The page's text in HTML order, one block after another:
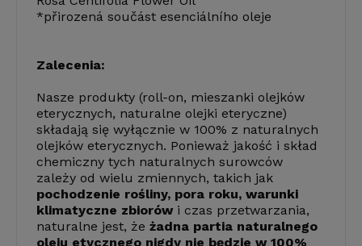
*přirozená součást esenciálního oleje
Zalecenia:
Nasze produkty (roll-on, mieszanki olejków
eterycznych, naturalne olejki eteryczne)
składają się wyłącznie w 100% z naturalnych
olejków eterycznych. Ponieważ jakość i skład
chemiczny tych naturalnych surowców
zależy od wielu zmiennych, takich jak
pochodzenie rośliny, pora roku, warunki
klimatyczne zbiorów i czas przetwarzania,
naturalne jest, że żadna partia naturalnego
oleju etycznego nigdy nie będzie w 100%